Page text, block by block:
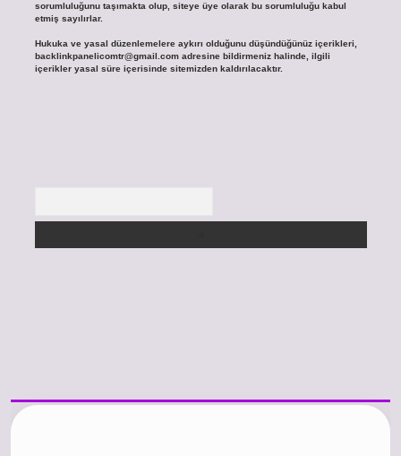
sorumluluğunu taşımakta olup, siteye üye olarak bu sorumluluğu kabul
etmiş sayılırlar.
Hukuka ve yasal düzenlemelere aykırı olduğunu düşündüğünüz içerikleri,
backlinkpanelicomtr@gmail.comadresine bildirmeniz halinde, ilgili
içerikler yasal süre içerisinde sitemizden kaldırılacaktır.